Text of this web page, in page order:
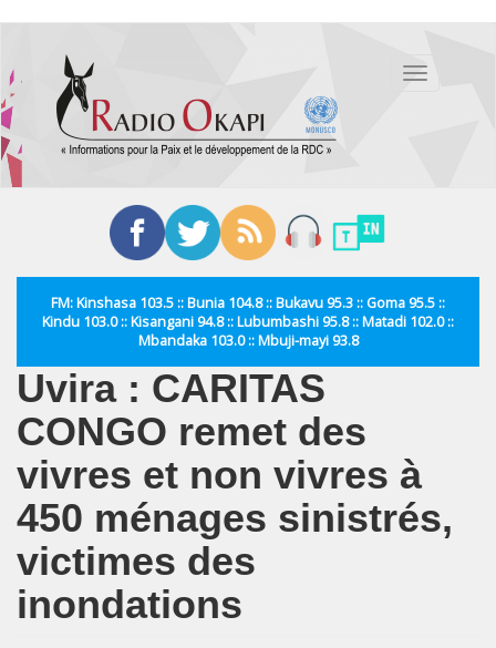
contenu
principal
Toggle
FM: Kinshasa 103.5 :: Bunia 104.8 :: Bukavu 95.3 :: Goma 95.5 ::
Kindu 103.0 :: Kisangani 94.8 :: Lubumbashi 95.8 :: Matadi 102.0 ::
Mbandaka 103.0 :: Mbuji-mayi 93.8
Uvira : CARITAS
CONGO remet des
vivres et non vivres à
450 ménages sinistrés,
victimes des
inondations